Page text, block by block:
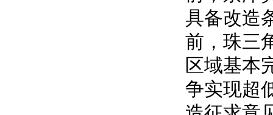
具备改造
前，珠三
区域基本
争实现超